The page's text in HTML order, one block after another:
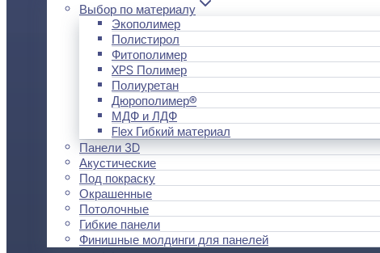
Выбор по материалу
Экополимер
Полистирол
Фитополимер
XPS Полимер
Полиуретан
Дюрополимер®
МДФ и ЛДФ
Flex Гибкий материал
Панели 3D
Акустические
Под покраску
Окрашенные
Потолочные
Гибкие панели
Финишные молдинги для панелей